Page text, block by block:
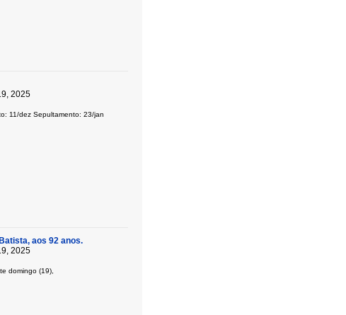
2025
11/dez Sepultamento: 23/jan
aos 92 anos.
2025
domingo (19),